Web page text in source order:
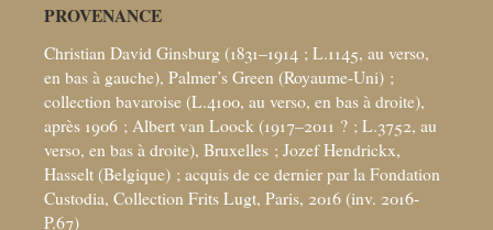
PROVENANCE
Christian David Ginsburg (1831–1914 ; L.1145, au verso,
en bas à gauche), Palmer’s Green (Royaume-Uni) ;
collection bavaroise (L.4100, au verso, en bas à droite),
après 1906 ; Albert van Loock (1917–2011 ? ; L.3752, au
verso, en bas à droite), Bruxelles ; Jozef Hendrickx,
Hasselt (Belgique) ; acquis de ce dernier par la Fondation
Custodia, Collection Frits Lugt, Paris, 2016 (inv. 2016-
P.67)